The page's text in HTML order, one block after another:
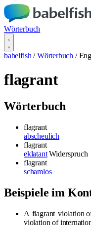
Wörterbuch
babelfish / Wörterbuch /
flagrant
Wörterbuch
flagrant
abscheulich
flagrant
eklatant Widerspruch
flagrant
schamlos
Beispiele im
A flagrant violation
violation of